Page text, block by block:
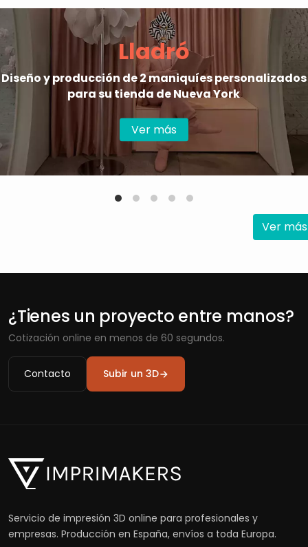
Lladró
Diseño y producción de 2 maniquíes personalizados
para su tienda de Nueva York
Ver más
Ver más
¿Tienes un proyecto entre manos?
Cotización online en menos de 60 segundos.
Contacto Subir un 3D
Servicio de impresión 3D online para profesionales y
empresas. Producción en España, envíos a toda Europa.